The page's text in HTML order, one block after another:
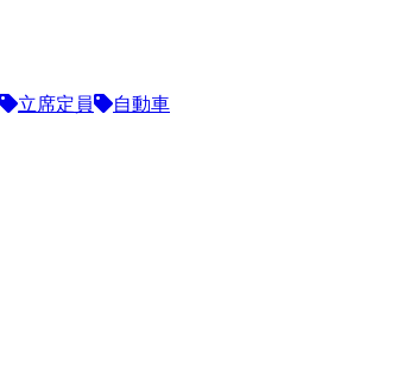
立席定員
自動車